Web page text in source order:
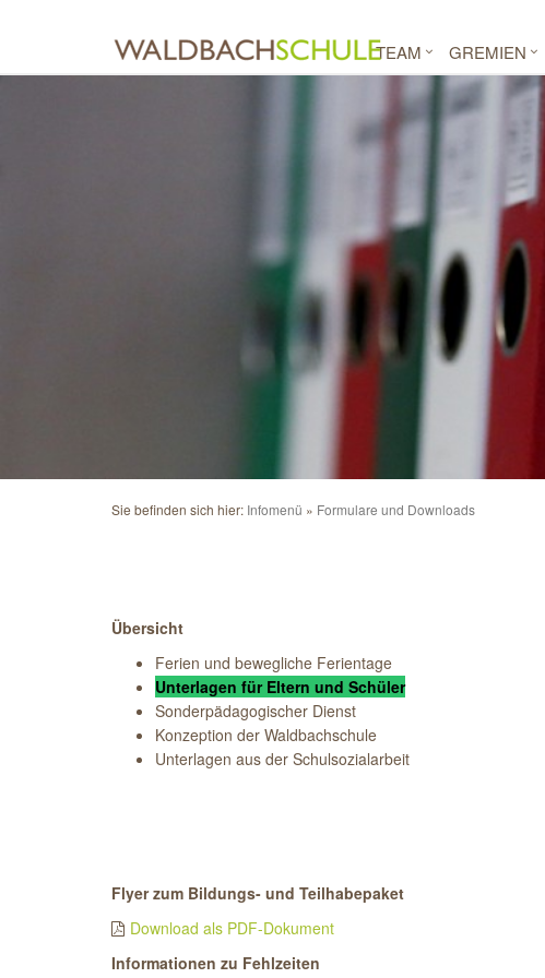
TEAM GREMIEN
Sie befinden sich hier: Infomenü Formulare und Downloads
Übersicht
Ferien und bewegliche Ferientage
Unterlagen für Eltern und Schüler
Sonderpädagogischer Dienst
Konzeption der Waldbachschule
Unterlagen aus der Schulsozialarbeit
Flyer zum Bildungs- und Teilhabepaket
Download als PDF-Dokument
Informationen zu Fehlzeiten